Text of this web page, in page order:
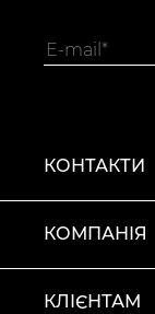
КОНТАКТИ
КОМПАНІЯ
КЛІЄНТАМ